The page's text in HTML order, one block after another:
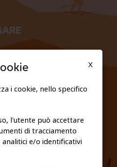
POLICY
X
i cookie, nello specifico
l'utente può accettare
di tracciamento
e/o identificativi